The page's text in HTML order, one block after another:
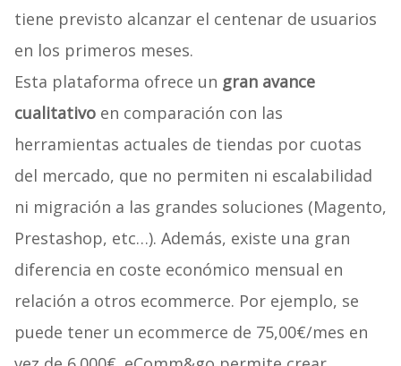
tiene previsto alcanzar el centenar de usuarios
en los primeros meses.
Esta plataforma ofrece un gran avance
cualitativo en comparación con las
herramientas actuales de tiendas por cuotas
del mercado, que no permiten ni escalabilidad
ni migración a las grandes soluciones (Magento,
Prestashop, etc…). Además, existe una gran
diferencia en coste económico mensual en
relación a otros ecommerce. Por ejemplo, se
puede tener un ecommerce de 75,00€/mes en